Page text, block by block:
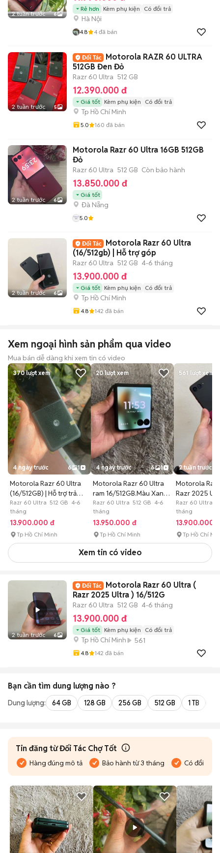
2 tuần trước 6
Rẻ hơn Kèm phụ kiện Có đổi trả
Hà Nội
4.8 4 đã bán
2 tuần trước 5
Motorola RAZR 60 ULTRA
512GB Đen Đỏ
Razr 60 Ultra 512 GB
12.390.000 đ
Giá tốt Kèm phụ kiện Có đổi trả
Tp Hồ Chí Minh
5.0 160 đã bán
2 tuần trước 6
Motorola Razr 60 Ultra 16GB 512GB
Đỏ
Razr 60 Ultra 512 GB Còn bảo hành
13.850.000 đ
Giá tốt
Đà Nẵng
5.0
2 tuần trước 6
Motorola Razr 60 Ultra
(16/512gb) | Hỗ trợ góp
Razr 60 Ultra 512 GB 4-6 tháng
13.900.000 đ
Giá tốt Kèm phụ kiện Có đổi trả
Tp Hồ Chí Minh
4.8 142 đã bán
Xem ngoại hình sản phẩm qua video
Mua bán dễ dàng khi xem tin có video
370lượt xem
4 ngày trước 6 1
Motorola Razr 60 Ultra
(16/512GB) | Hỗ trợ trả
gop
Razr 60 Ultra 512 GB 4-6
tháng
13.900.000 đ
Tp Hồ Chí Minh
20lượt xem
4 ngày trước 6 1
Motorola Razr 60 Ultra
ram 16/512GB.Màu Xanh
Rêu
Razr 60 Ultra 512 GB 4-6
tháng
13.950.000 đ
Tp Hồ Chí Minh
561 lượt xem
2 tuần trước
Motorola
Razr 2025
Razr 60 Ultra
tháng
13.900.000 đ
Tp Hồ Chí
Xem tin có video
2 tuần trước 6
Motorola Razr 60 Ultra (
Razr 2025 Ultra ) 16/512G
Razr 60 Ultra 512 GB 4-6 tháng
13.900.000 đ
Giá tốt Kèm phụ kiện Có đổi trả
Tp Hồ Chí Minh 561
4.8 142 đã bán
Bạn cần tìm dung lượng nào ?
Dung lượng: 64 GB 128 GB 256 GB 512 GB 1 TB
Tin đăng từ Đối Tác Chợ Tốt
Hàng đúng mô tả Bảo hành từ 3 tháng Có đổi trả